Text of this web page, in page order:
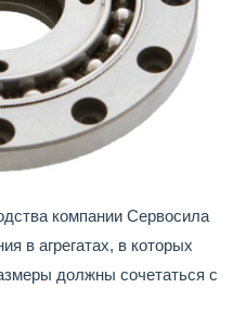
компании Сервосила
в агрегатах, в которых
должны сочетаться с